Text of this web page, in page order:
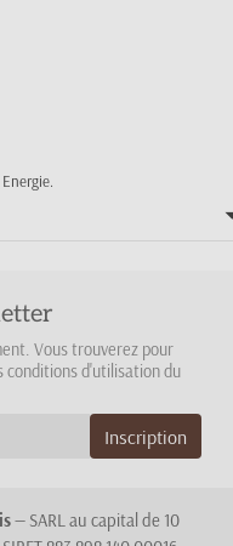
Vous trouverez pour
conditions d'utilisation du
— SARL au capital de 10